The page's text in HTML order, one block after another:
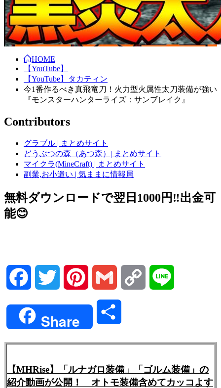
HOME
【YouTube】
【YouTube】タカティン
今1番作るべき真飛竜刀！火力型火属性太刀装備が強い
『モンスターハンターライズ：サンブレイク』
Contributors
グラブル | まとめサイト
どうぶつの森（あつ森）| まとめサイト
マイクラ(MineCraft) | まとめサイト
副業,お小遣い | 気ままに情報局
無料ダウンロードで翌日1000円‼️出金可
能😊
Facebook Twitter Pinterest Gmail Copy
Share
【MHRise】「ルナガロ装備」「ゴルム装備」の
紹介動画が公開！ オトモ装備含めてカッコよす